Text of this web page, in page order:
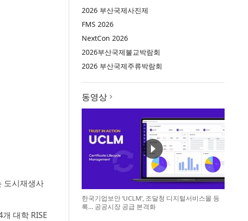
도시재생사
대학 RISE
2026 부산국제사진제
FMS 2026
NextCon 2026
2026부산국제불교박람회
2026 부산국제주류박람회
동영상
한국기업보안 ‘UCLM’, 조달청 디지털서비스몰 등
록… 공공시장 공급 본격화